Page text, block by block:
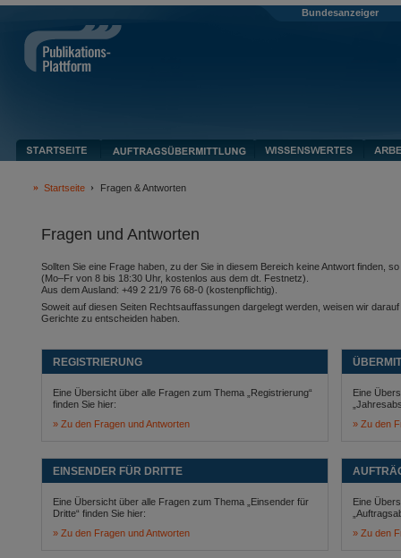
Bundesanzeiger
Startseite Fragen & Antworten
Fragen und Antworten
Sollten Sie eine Frage haben, zu der Sie in diesem Bereich keine Antwort finden,
(Mo–Fr von 8 bis 18:30 Uhr, kostenlos aus dem dt. Festnetz).
Aus dem Ausland: +49 2 21/9 76 68-0 (kostenpflichtig).
Soweit auf diesen Seiten Rechtsauffassungen dargelegt werden, weisen wir
Gerichte zu entscheiden haben.
REGISTRIERUNG
Eine Übersicht über alle Fragen zum Thema „Registrierung“
finden Sie hier:
Zu den Fragen und Antworten
Eine
Zu den
EINSENDER FÜR DRITTE
Eine Übersicht über alle Fragen zum Thema „Einsender für
Dritte“ finden Sie hier:
Zu den Fragen und Antworten
Eine
Zu den